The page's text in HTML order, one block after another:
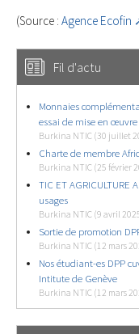
(Source : Agence Ecofin
Fil d'actu
Monnaies
essai de mise en
Burkina NTIC (30 juillet
Charte de membre
Burkina NTIC (25 février
TIC ET AGRICULTURE
usages
Burkina NTIC (9 avril
Sortie de promotion
Burkina NTIC (12 mars
Nos étudiant-es DPP
Intitute de Genève
Burkina NTIC (12 mars